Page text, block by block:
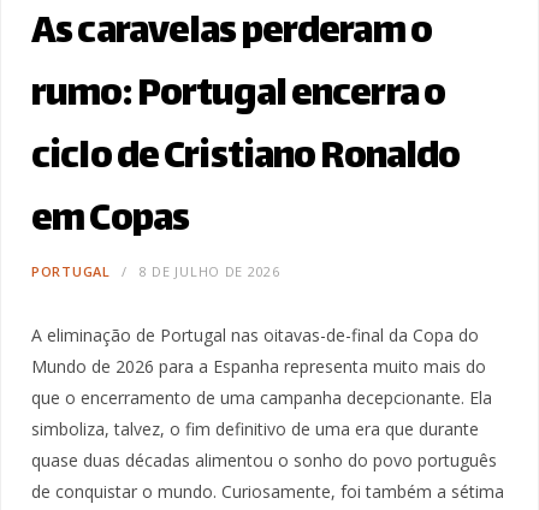
As caravelas perderam o
rumo: Portugal encerra o
ciclo de Cristiano Ronaldo
em Copas
PORTUGAL 8 DE JULHO DE 2026
A eliminação de Portugal nas oitavas-de-final da Copa do
Mundo de 2026 para a Espanha representa muito mais do
que o encerramento de uma campanha decepcionante. Ela
simboliza, talvez, o fim definitivo de uma era que durante
quase duas décadas alimentou o sonho do povo português
de conquistar o mundo. Curiosamente, foi também a sétima